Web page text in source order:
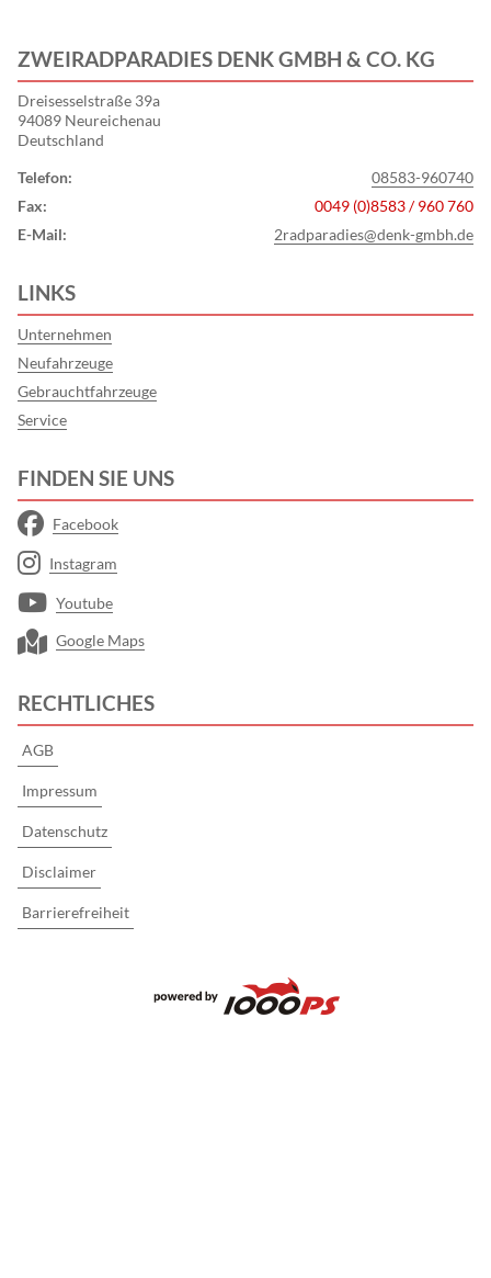
ZWEIRADPARADIES DENK GMBH & CO. KG
Dreisesselstraße 39a
94089 Neureichenau
Deutschland
Telefon:
08583-960740
Fax:
0049 (0)8583 / 960 760
E-Mail:
2radparadies@denk-gmbh.de
LINKS
Unternehmen
Neufahrzeuge
Gebrauchtfahrzeuge
Service
FINDEN SIE UNS
Facebook
Instagram
Youtube
Google Maps
RECHTLICHES
AGB
Impressum
Datenschutz
Disclaimer
Barrierefreiheit